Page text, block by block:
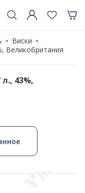
Виски
Великобритания
43%,